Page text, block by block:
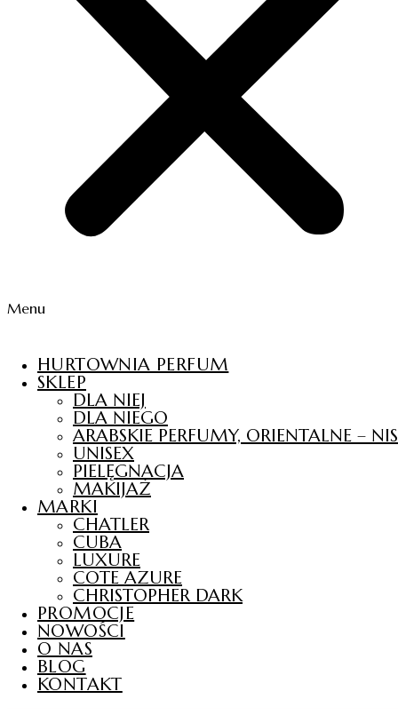
Menu
HURTOWNIA PERFUM
SKLEP
DLA NIEJ
DLA NIEGO
ARABSKIE PERFUMY, ORIENTALNE –
UNISEX
PIELĘGNACJA
MAKIJAŻ
MARKI
CHATLER
CUBA
LUXURE
COTE AZURE
CHRISTOPHER DARK
PROMOCJE
NOWOŚCI
O NAS
BLOG
KONTAKT